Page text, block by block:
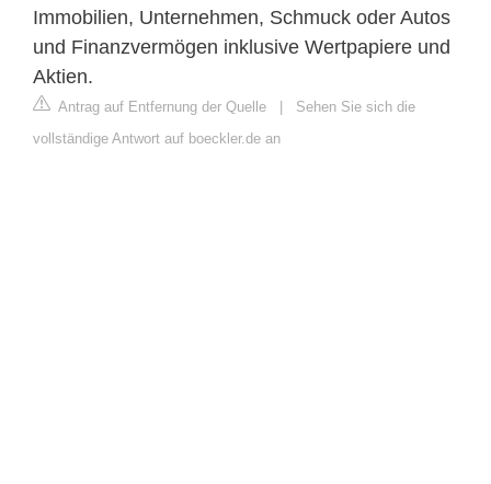
Immobilien, Unternehmen, Schmuck oder Autos
und Finanzvermögen inklusive Wertpapiere und
Aktien.
Antrag auf Entfernung der Quelle | Sehen Sie sich die
vollständige Antwort auf boeckler.de an